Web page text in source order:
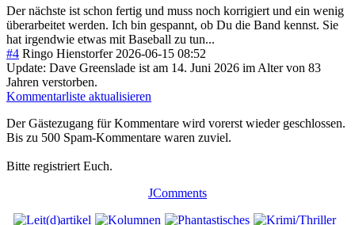
Der nächste ist schon fertig und muss noch korrigiert und ein wenig
überarbeitet werden. Ich bin gespannt, ob Du die Band kennst. Sie
hat irgendwie etwas mit Baseball zu tun...
#4 Ringo Hienstorfer 2026-06-15 08:52
Update: Dave Greenslade ist am 14. Juni 2026 im Alter von 83
Jahren verstorben.
Kommentarliste aktualisieren
Der Gästezugang für Kommentare wird vorerst wieder geschlossen.
Bis zu 500 Spam-Kommentare waren zuviel.
Bitte registriert Euch.
JComments